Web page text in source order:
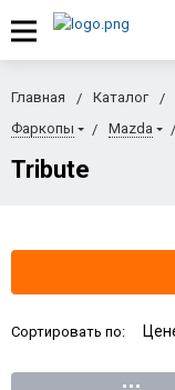
Главная Каталог
Фаркопы
Mazda
Tribute
Сортировать по: